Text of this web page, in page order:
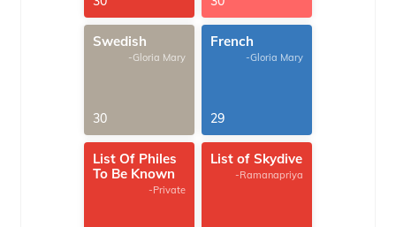
Swedish
-Gloria Mary
30
French
-Gloria Mary
29
List Of Philes
To Be Known
-Private
List of Skydive
-Ramanapriya